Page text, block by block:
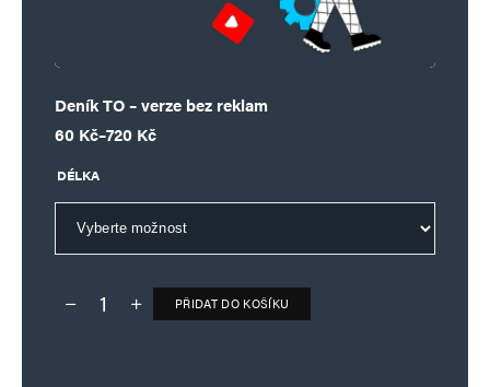
Deník TO – verze bez reklam
60 Kč–720 Kč
Rozpětí cen: 60 Kč až 720 Kč
DÉLKA
Deník TO – verze bez reklam množství
PŘIDAT DO KOŠÍKU